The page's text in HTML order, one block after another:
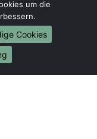
um die
Cookies